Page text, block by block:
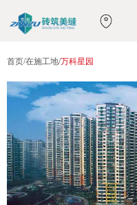
首页/在施工地/万科星园